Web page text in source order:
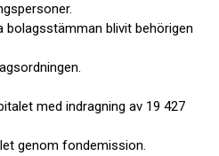
blivit behörigen
med indragning av 19 427
genom fondemission.